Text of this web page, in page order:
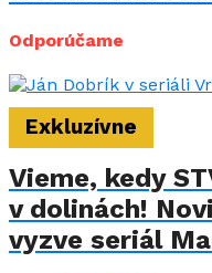
Odporúčame
Exkluzívne
Vieme, kedy
v dolinách!
vyzve seriál